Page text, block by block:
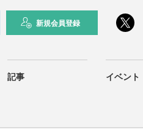
新規会員登録
記事 イベント